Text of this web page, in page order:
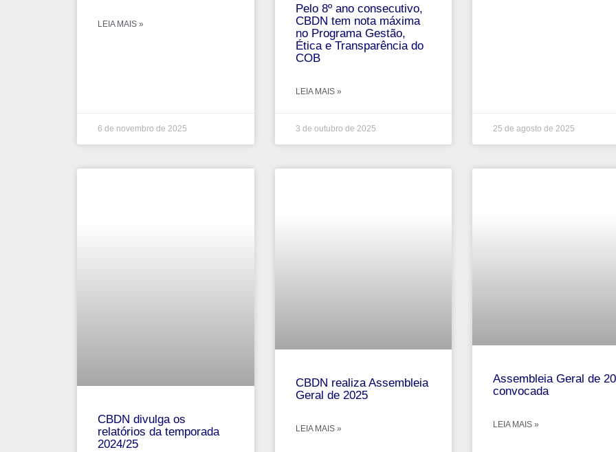
LEIA MAIS »
6 de novembro de 2025
Pelo 8º ano consecutivo,
CBDN tem nota máxima
no Programa Gestão,
Ética e Transparência do
COB
LEIA MAIS »
3 de outubro de 2025 25 de agosto de 2025
CBDN divulga os
relatórios da temporada
2024/25
CBDN realiza Assembleia
Geral de 2025
LEIA MAIS »
Assembleia Geral de
convocada
LEIA MAIS »